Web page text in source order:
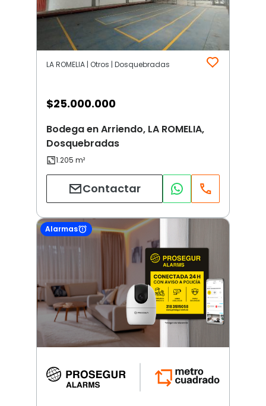
LA ROMELIA | Otros | Dosquebradas
$25.000.000
Bodega en Arriendo, LA ROMELIA,
Dosquebradas
Contactar
Alarmas